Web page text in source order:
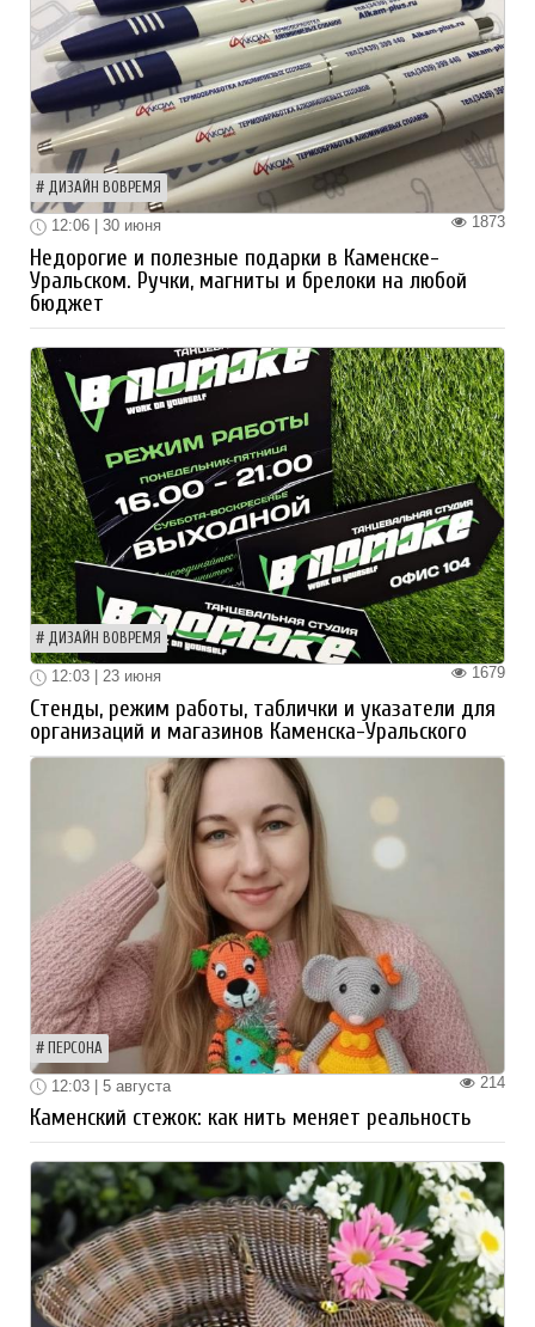
ДИЗАЙН ВОВРЕМЯ
1873
12:06 | 30 июня
Недорогие и полезные подарки в Каменске-
Уральском. Ручки, магниты и брелоки на любой
бюджет
ДИЗАЙН ВОВРЕМЯ
1679
12:03 | 23 июня
Стенды, режим работы, таблички и указатели для
организаций и магазинов Каменска-Уральского
ПЕРСОНА
214
12:03 | 5 августа
Каменский стежок: как нить меняет реальность